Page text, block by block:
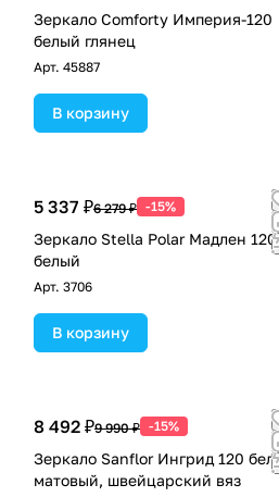
Зеркало Comforty Империя-120
белый глянец
Арт. 45887
В корзину
5 337 ₽6 279 ₽ -15%
Зеркало Stella Polar Мадлен 120
белый
Арт. 3706
В корзину
8 492 ₽9 990 ₽ -15%
Зеркало Sanflor Ингрид 120
матовый, швейцарский вяз